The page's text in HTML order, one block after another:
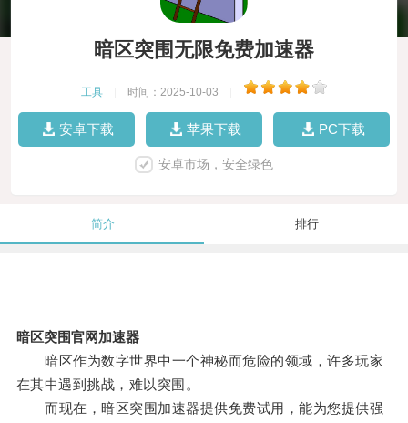
暗区突围无限免费加速器
工具 时间：2025-10-03
安卓下载 苹果下载 PC下载
安卓市场，安全绿色
简介 排行
暗区突围官网加速器
暗区作为数字世界中一个神秘而危险的领域，许多玩家
在其中遇到挑战，难以突围。
而现在，暗区突围加速器提供免费试用，能为您提供强